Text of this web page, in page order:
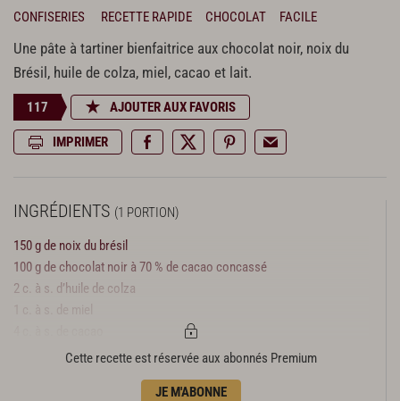
CONFISERIES
RECETTE RAPIDE CHOCOLAT FACILE
Une pâte à tartiner bienfaitrice aux chocolat noir, noix du
Brésil, huile de colza, miel, cacao et lait.
117 AJOUTER AUX FAVORIS
IMPRIMER
INGRÉDIENTS (1 PORTION)
150 g de noix du brésil
100 g de chocolat noir à 70 % de cacao concassé
2 c. à s. d’huile de colza
1 c. à s. de miel
1 tasse à café de lait demi-écrémé
Cette recette est réservée aux abonnés Premium
JE M'ABONNE